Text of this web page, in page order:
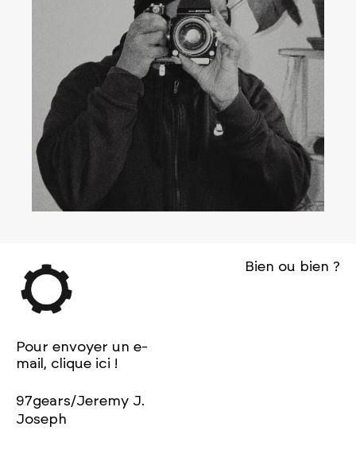
Pour envoyer un e-
mail, clique ici !
97gears/Jeremy J.
Joseph
Bien ou bien ?